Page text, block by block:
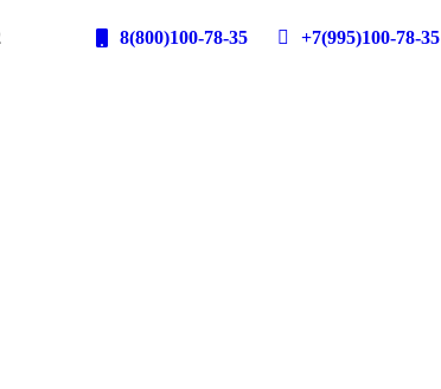
8(800)100-78-35 +7(995)100-78-35